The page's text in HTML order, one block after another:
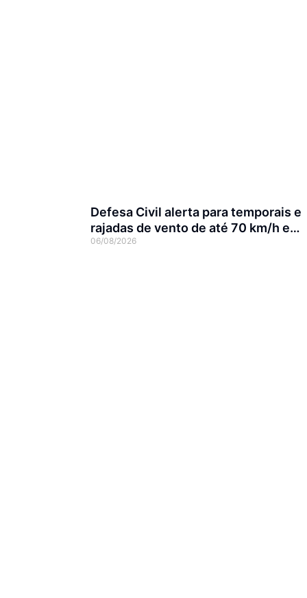
Defesa Civil alerta para temporais e
rajadas de vento de até 70 km/h em
Joinville
06/08/2026